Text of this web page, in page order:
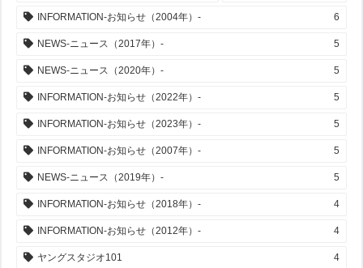
INFORMATION-お知らせ（2004年）- 6
NEWS-ニュース（2017年）- 5
NEWS-ニュース（2020年）- 5
INFORMATION-お知らせ（2022年）- 5
INFORMATION-お知らせ（2023年）- 5
INFORMATION-お知らせ（2007年）- 5
NEWS-ニュース（2019年）- 5
INFORMATION-お知らせ（2018年）- 4
INFORMATION-お知らせ（2012年）- 4
ヤングスタジオ101 4